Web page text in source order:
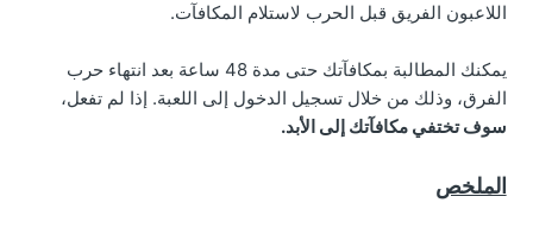
اللاعبون الفريق قبل الحرب لاستلام المكافآت.
يمكنك المطالبة بمكافآتك حتى مدة 48 ساعة بعد انتهاء حرب
الفرق، وذلك من خلال تسجيل الدخول إلى اللعبة. إذا لم تفعل،
سوف تختفي مكافآتك إلى الأبد.
الملخص